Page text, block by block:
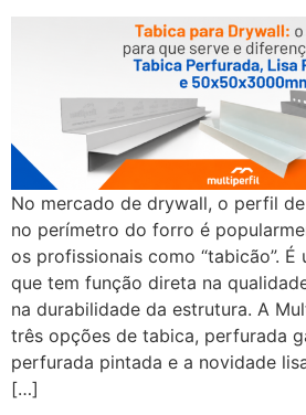
No mercado de drywall, o perfil
no perímetro do forro é
os profissionais como “tabicão”. É
que tem função direta na
na durabilidade da estrutura. A
três opções de tabica, perfurada
perfurada pintada e a novidade
[…]